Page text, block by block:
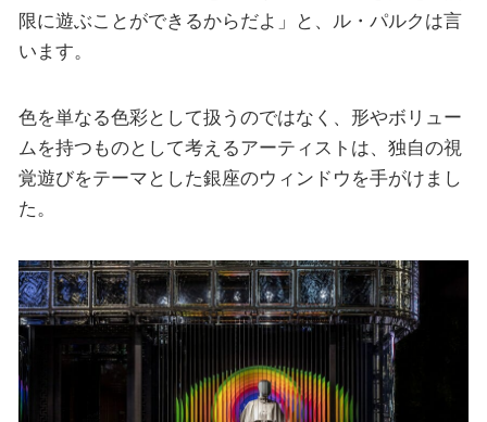
限に遊ぶことができるからだよ」と、ル・パルクは言
います。
色を単なる色彩として扱うのではなく、形やボリュー
ムを持つものとして考えるアーティストは、独自の視
覚遊びをテーマとした銀座のウィンドウを手がけまし
た。